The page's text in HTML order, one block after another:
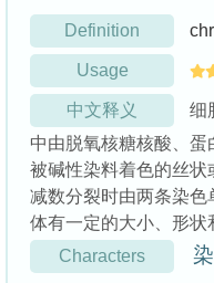
Definition
Usage
中文释义
细
中由脱氧核糖核酸、
被碱性染料着色的丝状
减数分裂时由两条染
体有一定的大小、形状
Characters
染